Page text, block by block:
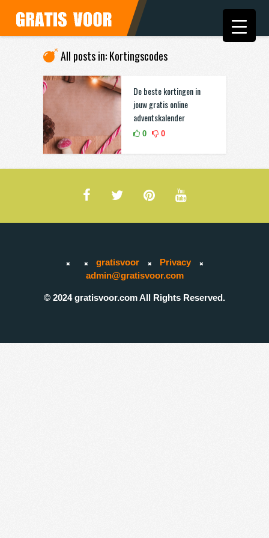
All posts in: Kortingscodes
De beste kortingen in
jouw gratis online
adventskalender
0 0
gratisvoor
Privacy
admin@gratisvoor.com
© 2024 gratisvoor.com All Rights Reserved.